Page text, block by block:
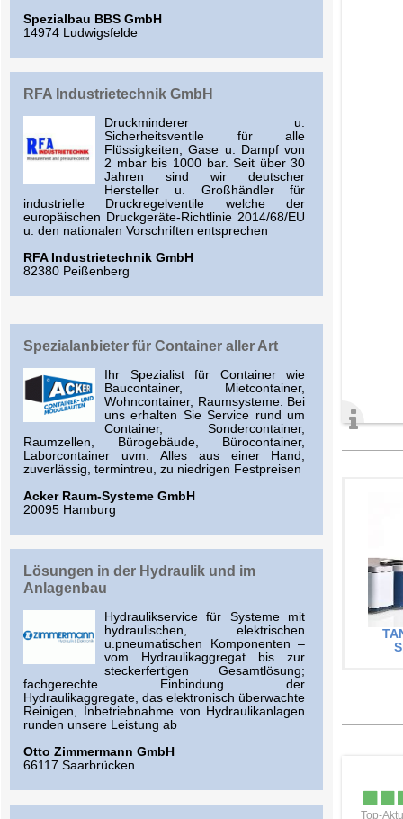
Spezialbau BBS GmbH
14974 Ludwigsfelde
RFA Industrietechnik GmbH
Druckminderer u.
Sicherheitsventile für alle
Flüssigkeiten, Gase u. Dampf von
2 mbar bis 1000 bar. Seit über 30
Jahren sind wir deutscher
Hersteller u. Großhändler für
industrielle Druckregelventile welche der
europäischen Druckgeräte-Richtlinie 2014/68/EU
u. den nationalen Vorschriften entsprechen
RFA Industrietechnik GmbH
82380 Peißenberg
Spezialanbieter für Container aller Art
Ihr Spezialist für Container wie
Baucontainer, Mietcontainer,
Wohncontainer, Raumsysteme. Bei
uns erhalten Sie Service rund um
Container, Sondercontainer,
Raumzellen, Bürogebäude, Bürocontainer,
Laborcontainer uvm. Alles aus einer Hand,
zuverlässig, termintreu, zu niedrigen Festpreisen
Acker Raum-Systeme GmbH
20095 Hamburg
Lösungen in der Hydraulik und im
Anlagenbau
Hydraulikservice für Systeme mit
hydraulischen, elektrischen
u.pneumatischen Komponenten –
vom Hydraulikaggregat bis zur
steckerfertigen Gesamtlösung;
fachgerechte Einbindung der
Hydraulikaggregate, das elektronisch überwachte
Reinigen, Inbetriebnahme von Hydraulikanlagen
runden unsere Leistung ab
Otto Zimmermann GmbH
66117 Saarbrücken
Top-